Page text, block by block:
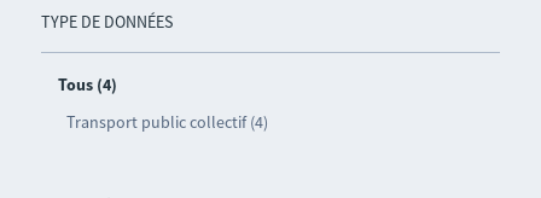
TYPE DE DONNÉES
Tous (4)
Transport public collectif (4)